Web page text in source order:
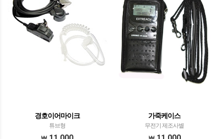
경호이어마이크
튜브형
가죽케이스
무전기 제조사별